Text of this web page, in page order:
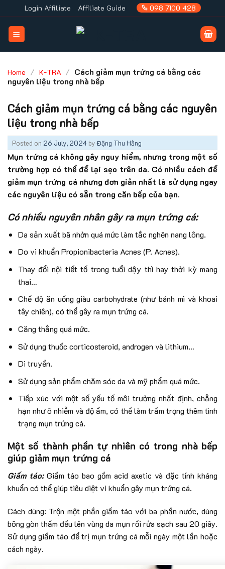
to
content
Login Affiliate Affiliate Guide 098 7100 428
Home / K-TRA / Cách giảm mụn trứng cá bằng các
nguyên liệu trong nhà bếp
Cách giảm mụn trứng cá bằng các nguyên
liệu trong nhà bếp
Posted on 26 July, 2024 byĐặng Thu Hằng
Mụn trứng cá không gây nguy hiểm, nhưng trong một số
trường hợp có thể để lại sẹo trên da. Có nhiều cách để
giảm mụn trứng cá nhưng đơn giản nhất là sử dụng ngay
các nguyên liệu có sẵn trong căn bếp của bạn.
Có nhiều nguyên nhân gây ra mụn trứng cá:
Da sản xuất bã nhờn quá mức làm tắc nghẽn nang lông.
Do vi khuẩn Propionibacteria Acnes (P. Acnes).
Thay đổi nội tiết tố trong tuổi dậy thì hay thời kỳ mang
thai…
Chế độ ăn uống giàu carbohydrate (như bánh mì và khoai
tây chiên), có thể gây ra mụn trứng cá.
Căng thẳng quá mức.
Sử dụng thuốc corticosteroid, androgen và lithium…
Di truyền.
Sử dụng sản phẩm chăm sóc da và mỹ phẩm quá mức.
Tiếp xúc với một số yếu tố môi trường nhất định, chẳng
hạn như ô nhiễm và độ ẩm, có thể làm trầm trọng thêm tình
trạng mụn trứng cá.
Một số thành phần tự nhiên có trong nhà bếp
giúp giảm mụn trứng cá
Giấm táo:Giấm táo bao gồm acid axetic và đặc tính kháng
khuẩn có thể giúp tiêu diệt vi khuẩn gây mụn trứng cá.
Cách dùng: Trộn một phần giấm táo với ba phần nước, dùng
bông gòn thấm đều lên vùng da mụn rồi rửa sạch sau 20 giây.
Sử dụng giấm táo để trị mụn trứng cá mỗi ngày một lần hoặc
cách ngày.